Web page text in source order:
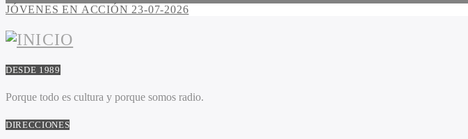
JÓVENES EN ACCIÓN 23-07-2026
DESDE 1989
Porque todo es cultura y porque somos radio.
DIRECCIONES